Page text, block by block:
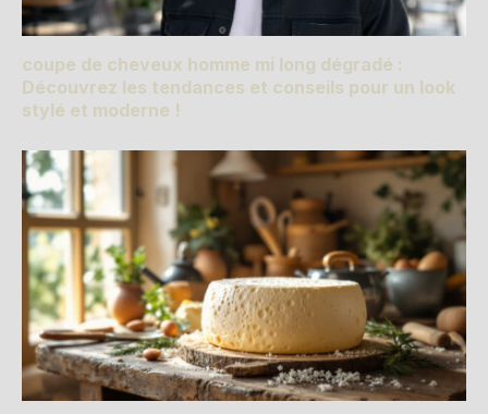
coupe de cheveux homme mi long dégradé :
Découvrez les tendances et conseils pour un look
stylé et moderne !